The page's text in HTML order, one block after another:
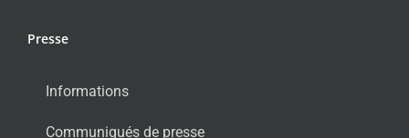
Presse
Informations
Communiqués de presse